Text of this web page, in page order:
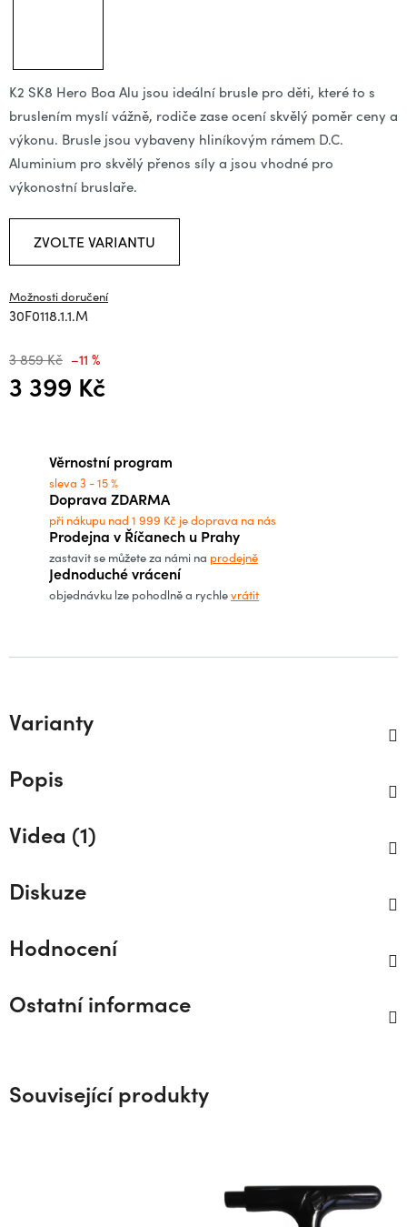
K2 SK8 Hero Boa Alu jsou ideální brusle pro děti, které to s
bruslením myslí vážně, rodiče zase ocení skvělý poměr ceny a
výkonu. Brusle jsou vybaveny hliníkovým rámem D.C.
Aluminium pro skvělý přenos síly a jsou vhodné pro
výkonostní bruslaře.
ZVOLTE VARIANTU
Možnosti doručení
30F0118.1.1.M
3 859 Kč –11 %
3 399 Kč
Věrnostní program
sleva 3 - 15 %
Doprava ZDARMA
při nákupu nad 1 999 Kč je doprava na nás
Prodejna v Říčanech u Prahy
zastavit se můžete za námi na prodejně
Jednoduché vrácení
objednávku lze pohodlně a rychlevrátit
Varianty
Popis
Videa (1)
Diskuze
Hodnocení
Ostatní informace
Související produkty